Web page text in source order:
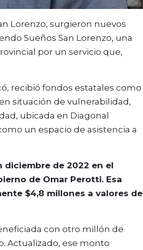
Lorenzo, surgieron nuevos
Sueños San Lorenzo, una
por un servicio que,
recibió fondos estatales como
situación de vulnerabilidad,
ubicada en Diagonal
un espacio de asistencia a
diciembre de 2022 en el
de Omar Perotti. Esa
$4,8 millones a valores de
con otro millón de
Actualizado, ese monto